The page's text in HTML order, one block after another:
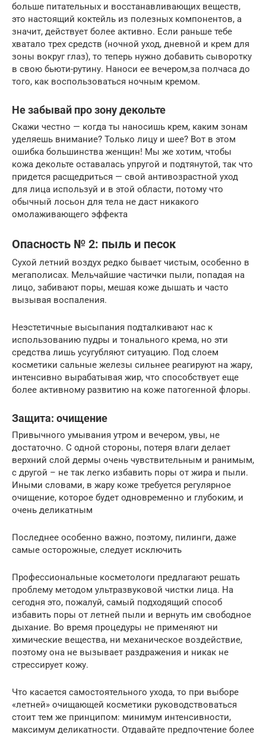
больше питательных и восстанавливающих веществ,
это настоящий коктейль из полезных компонентов, а
значит, действует более активно. Если раньше тебе
хватало трех средств (ночной уход, дневной и крем для
зоны вокруг глаз), то теперь нужно добавить сыворотку
в свою бьюти-рутину. Наноси ее вечером,за полчаса до
того, как воспользоваться ночным кремом.
Не забывай про зону декольте
Скажи честно — когда ты наносишь крем, каким зонам
уделяешь внимание? Только лицу и шее? Вот в этом
ошибка большинства женщин! Мы же хотим, чтобы
кожа декольте оставалась упругой и подтянутой, так что
придется расщедриться — свой антивозрастной уход
для лица используй и в этой области, потому что
обычный лосьон для тела не даст никакого
омолаживающего эффекта
Опасность № 2: пыль и песок
Сухой летний воздух редко бывает чистым, особенно в
мегаполисах. Мельчайшие частички пыли, попадая на
лицо, забивают поры, мешая коже дышать и часто
вызывая воспаления.
Неэстетичные высыпания подталкивают нас к
использованию пудры и тонального крема, но эти
средства лишь усугубляют ситуацию. Под слоем
косметики сальные железы сильнее реагируют на жару,
интенсивно вырабатывая жир, что способствует еще
более активному развитию на коже патогенной флоры.
Защита: очищение
Привычного умывания утром и вечером, увы, не
достаточно. С одной стороны, потеря влаги делает
верхний слой дермы очень чувствительным и ранимым,
с другой – не так легко избавить поры от жира и пыли.
Иными словами, в жару коже требуется регулярное
очищение, которое будет одновременно и глубоким, и
очень деликатным
Последнее особенно важно, поэтому, пилинги, даже
самые осторожные, следует исключить
Профессиональные косметологи предлагают решать
проблему методом ультразвуковой чистки лица. На
сегодня это, пожалуй, самый подходящий способ
избавить поры от летней пыли и вернуть им свободное
дыхание. Во время процедуры не применяют ни
химические вещества, ни механическое воздействие,
поэтому она не вызывает раздражения и никак не
стрессирует кожу.
Что касается самостоятельного ухода, то при выборе
«летней» очищающей косметики руководствоваться
стоит тем же принципом: минимум интенсивности,
максимум деликатности. Отдавайте предпочтение более